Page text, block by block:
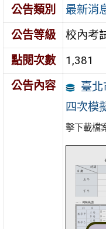
公告類別
最新消
公告等級
校內考
點閱次數
1,381
公告內容
臺
四次模
擊下載檔